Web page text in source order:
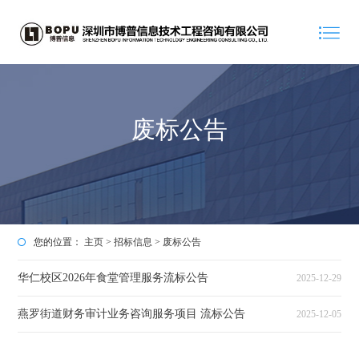
废标公告
您的位置： 主页 >招标信息 > 废标公告
华仁校区2026年食堂管理服务流标公告 2025-12-29
燕罗街道财务审计业务咨询服务项目 流标公告 2025-12-05